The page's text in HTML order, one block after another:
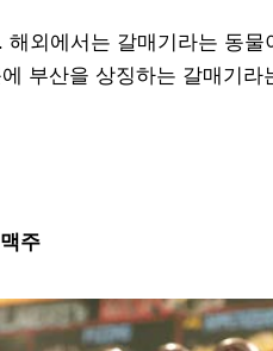
외에서는 갈매기라는 동물
부산을 상징하는 갈매기라
주